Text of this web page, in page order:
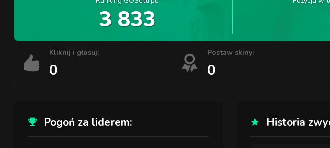
3 833
Kliknij i głosuj:
0
Postaw skiny:
0
Pogoń za liderem: Historia